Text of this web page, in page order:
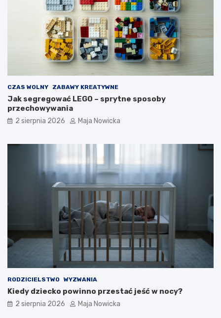
CZAS WOLNY ZABAWY KREATYWNE
Jak segregować LEGO – sprytne sposoby
przechowywania
2 sierpnia 2026 Maja Nowicka
RODZICIELSTWO WYZWANIA
Kiedy dziecko powinno przestać jeść w nocy?
2 sierpnia 2026 Maja Nowicka